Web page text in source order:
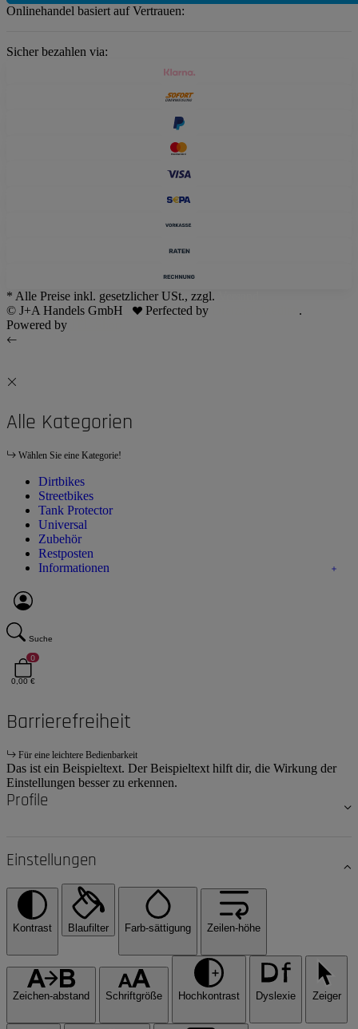
Onlinehandel basiert auf Vertrauen:
Sicher bezahlen via:
* Alle Preise inkl. gesetzlicher USt., zzgl.
© J+A Handels GmbH
Perfected by
.
Powered by
Alle Kategorien
Wählen Sie eine Kategorie!
Dirtbikes
Streetbikes
Tank Protector
Universal
Zubehör
Restposten
Informationen
Suche
0
0,00 €
Barrierefreiheit
Für eine leichtere Bedienbarkeit
Das ist ein Beispieltext. Der Beispieltext hilft dir, die Wirkung der
Einstellungen besser zu erkennen.
Profile
Einstellungen
Kontrast Blaufilter Farb-sättigung Zeilen-höhe
Zeichen-abstand Schriftgröße Hochkontrast Dyslexie Zeiger